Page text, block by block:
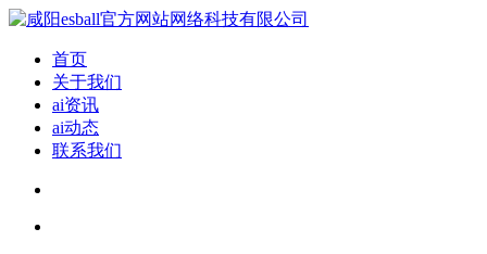
首页
关于我们
ai资讯
ai动态
联系我们